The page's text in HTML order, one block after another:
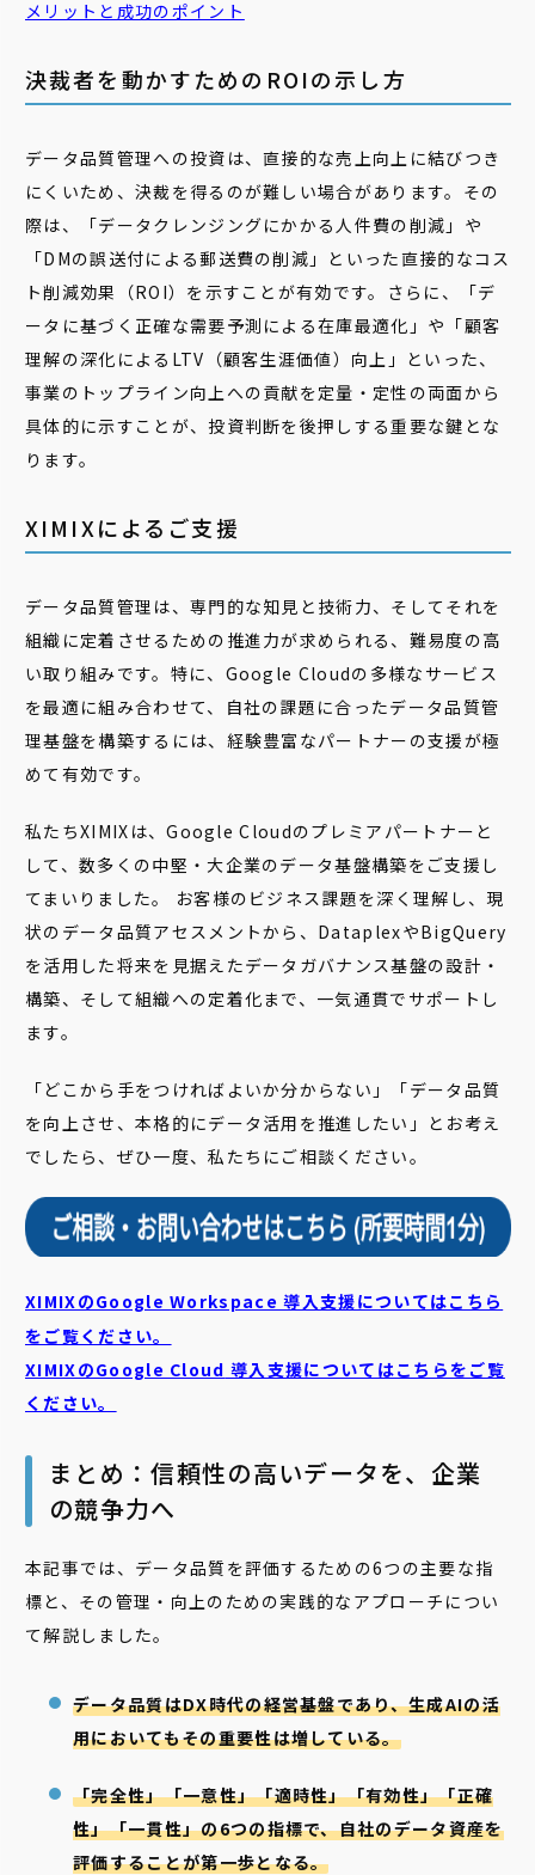
メリットと成功のポイント
決裁者を動かすためのROIの示し方
データ品質管理への投資は、直接的な売上向上に結びつき
にくいため、決裁を得るのが難しい場合があります。その
際は、「データクレンジングにかかる人件費の削減」や
「DMの誤送付による郵送費の削減」といった直接的なコス
ト削減効果（ROI）を示すことが有効です。さらに、「デ
ータに基づく正確な需要予測による在庫最適化」や「顧客
理解の深化によるLTV（顧客生涯価値）向上」といった、
事業のトップライン向上への貢献を定量・定性の両面から
具体的に示すことが、投資判断を後押しする重要な鍵とな
ります。
XIMIXによるご支援
データ品質管理は、専門的な知見と技術力、そしてそれを
組織に定着させるための推進力が求められる、難易度の高
い取り組みです。特に、Google Cloudの多様なサービス
を最適に組み合わせて、自社の課題に合ったデータ品質管
理基盤を構築するには、経験豊富なパートナーの支援が極
めて有効です。
私たちXIMIXは、Google Cloudのプレミアパートナーと
して、数多くの中堅・大企業のデータ基盤構築をご支援し
てまいりました。 お客様のビジネス課題を深く理解し、現
状のデータ品質アセスメントから、DataplexやBigQuery
を活用した将来を見据えたデータガバナンス基盤の設計・
構築、そして組織への定着化まで、一気通貫でサポートし
ます。
「どこから手をつければよいか分からない」「データ品質
を向上させ、本格的にデータ活用を推進したい」とお考え
でしたら、ぜひ一度、私たちにご相談ください。
XIMIXのGoogle Workspace 導入支援についてはこちら
をご覧ください。
XIMIXのGoogle Cloud 導入支援についてはこちらをご覧
ください。
まとめ：信頼性の高いデータを、企業
の競争力へ
本記事では、データ品質を評価するための6つの主要な指
標と、その管理・向上のための実践的なアプローチについ
て解説しました。
データ品質はDX時代の経営基盤であり、生成AIの活
用においてもその重要性は増している。
「完全性」「一意性」「適時性」「有効性」「正確
性」「一貫性」の6つの指標で、自社のデータ資産を
評価することが第一歩となる。